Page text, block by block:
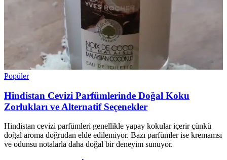
Popüler
Hindistan Cevizi Parfümlerinde Doğal Koku
Zorlukları ve Alternatif Seçenekler
Hindistan cevizi parfümleri genellikle yapay kokular içerir çünkü
doğal aroma doğrudan elde edilemiyor. Bazı parfümler ise kremamsı
ve odunsu notalarla daha doğal bir deneyim sunuyor.